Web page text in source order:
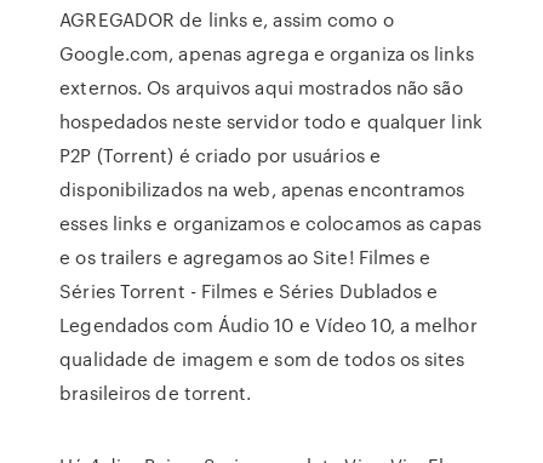
AGREGADOR de links e, assim como o
Google.com, apenas agrega e organiza os links
externos. Os arquivos aqui mostrados não são
hospedados neste servidor todo e qualquer link
P2P (Torrent) é criado por usuários e
disponibilizados na web, apenas encontramos
esses links e organizamos e colocamos as capas
e os trailers e agregamos ao Site! Filmes e
Séries Torrent - Filmes e Séries Dublados e
Legendados com Áudio 10 e Vídeo 10, a melhor
qualidade de imagem e som de todos os sites
brasileiros de torrent.